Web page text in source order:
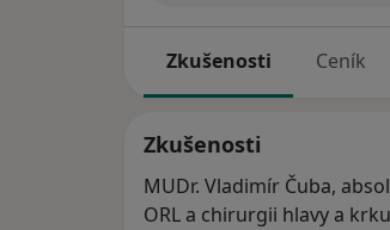
Zkušenosti Ceník
Zkušenosti
MUDr. Vladimír Čuba,
ORL a chirurgii hlavy a